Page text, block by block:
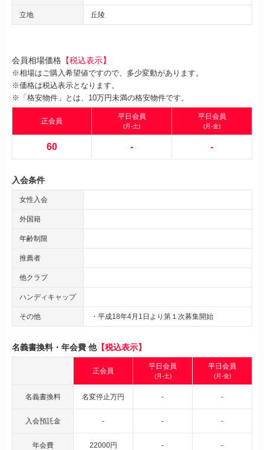
立地 丘陵
会員相場価格 【税込表示】
※相場はご購入希望値ですので、多少変動があります。
※価格は税込表示となります。
※「格安物件」とは、10万円未満の格安物件です。
正会員
平日会員
(月-土)
平日会員
(月-金)
60 - -
入会条件
女性入会
外国籍
年齢制限
推薦者
他クラブ
ハンディキャップ
その他 ・平成18年4月1日より第１次募集開始
名義書換料・年会費 他【税込表示】
正会員
平日会員
(月-土)
平日会員
(月-金)
名義書換料 名変停止万円 - -
入会預託金 - - -
年会費 22000円 - -